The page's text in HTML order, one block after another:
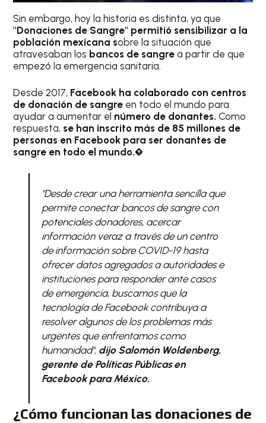
Sin embargo, hoy la historia es distinta, ya que
"Donaciones de Sangre" permitió sensibilizar a la
población mexicana sobre la situación que
atravesaban los bancos de sangrea partir de que
empezó la emergencia sanitaria.
Desde 2017, Facebook ha colaborado con centros
de donación de sangre en todo el mundo para
ayudar a aumentar el número de donantes.Como
respuesta, se han inscrito más de 85 millones de
personas en Facebook para ser donantes de
sangre en todo el mundo.�
"Desde crear una herramienta sencilla que
permite conectar bancos de sangre con
potenciales donadores, acercar
información veraz a través de un centro
de información sobre COVID-19 hasta
ofrecer datos agregados a autoridades e
instituciones para responder ante casos
de emergencia, buscamos que la
tecnología de Facebook contribuya a
resolver algunos de los problemas más
urgentes que enfrentamos como
humanidad",dijo Salomón Woldenberg,
gerente de Políticas Públicas en
Facebook para México.
¿Cómo funcionan las donaciones de